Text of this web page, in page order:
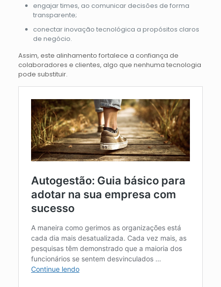
engajar times, ao comunicar decisões de forma
transparente;
conectar inovação tecnológica a propósitos claros
de negócio.
Assim, este alinhamento fortalece a confiança de
colaboradores e clientes, algo que nenhuma tecnologia
pode substituir.